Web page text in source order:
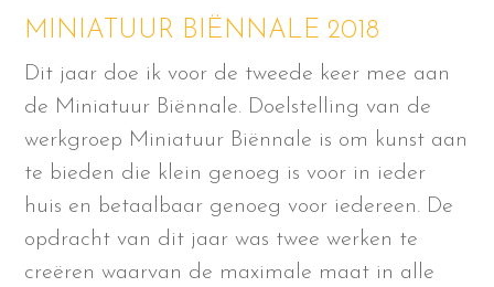
MINIATUUR BIËNNALE 2018
Dit jaar doe ik voor de tweede keer mee aan
de Miniatuur Biënnale. Doelstelling van de
werkgroep Miniatuur Biënnale is om kunst aan
te bieden die klein genoeg is voor in ieder
huis en betaalbaar genoeg voor iedereen. De
opdracht van dit jaar was twee werken te
creëren waarvan de maximale maat in alle